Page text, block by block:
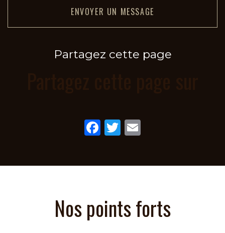
ENVOYER UN MESSAGE
Partagez cette page
Facebook
Twitter
Nos points forts